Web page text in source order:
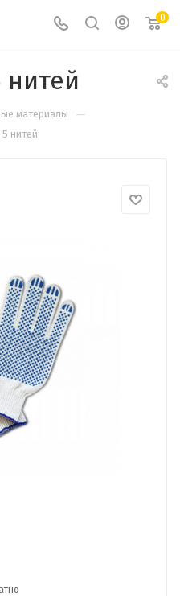
0
нитей
материалы —
нитей